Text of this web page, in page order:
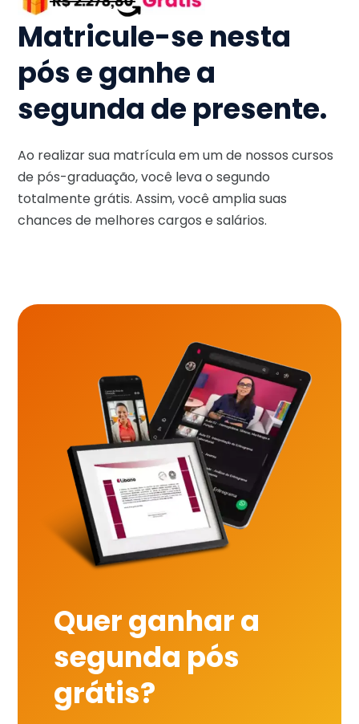
Matricule-se nesta
pós e ganhe a
segunda de presente.
Ao realizar sua matrícula em um de nossos cursos
de pós-graduação, você leva o segundo
totalmente grátis. Assim, você amplia suas
chances de melhores cargos e salários.
Quer ganhar a
segunda pós
grátis?